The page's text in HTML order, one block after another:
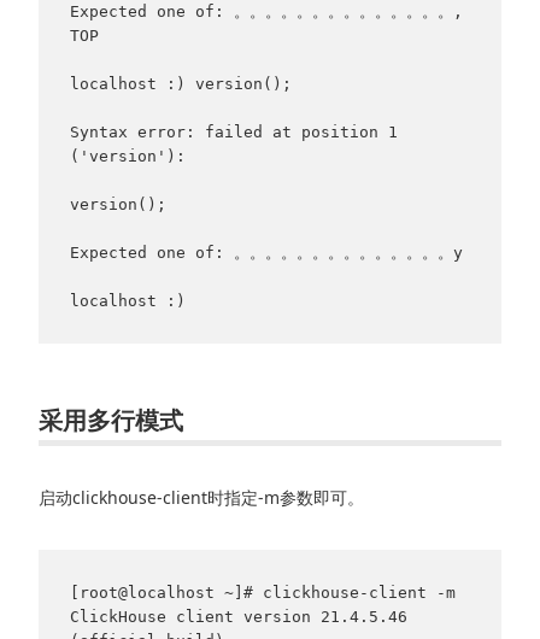
Expected one of: 。。。。。。。。。。。。。。,
TOP
localhost :) version();
Syntax error: failed at position 1
('version'):
version();
Expected one of: 。。。。。。。。。。。。。。y
采用多行模式
启动clickhouse-client时指定-m参数即可。
[root@localhost ~]# clickhouse-client -m
ClickHouse client version 21.4.5.46